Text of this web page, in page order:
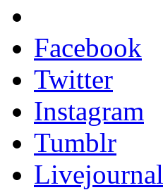
Facebook
Twitter
Instagram
Tumblr
Livejournal